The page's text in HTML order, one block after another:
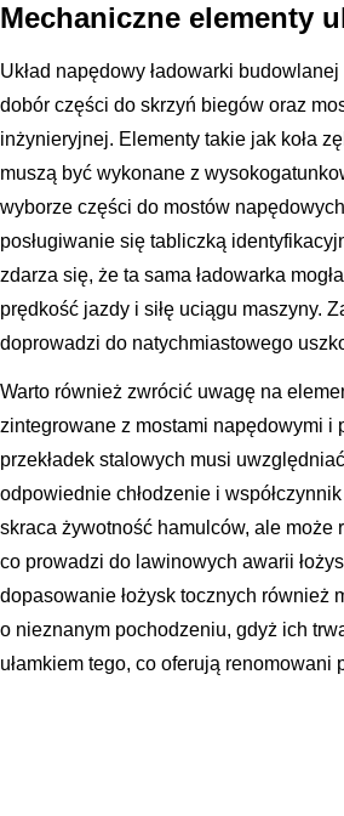
Mechaniczne elementy
Układ napędowy ładowarki
dobór części do skrzyń biegów oraz
inżynieryjnej. Elementy takie jak koła
muszą być wykonane z
wyborze części do mostów
posługiwanie się tabliczką
zdarza się, że ta sama ładowarka
prędkość jazdy i siłę uciągu maszyny.
doprowadzi do natychmiastowego
Warto również zwrócić uwagę na
zintegrowane z mostami napędowymi
przekładek stalowych musi
odpowiednie chłodzenie i
skraca żywotność hamulców, ale może
co prowadzi do lawinowych awarii
dopasowanie łożysk tocznych
o nieznanym pochodzeniu, gdyż ich
ułamkiem tego, co oferują